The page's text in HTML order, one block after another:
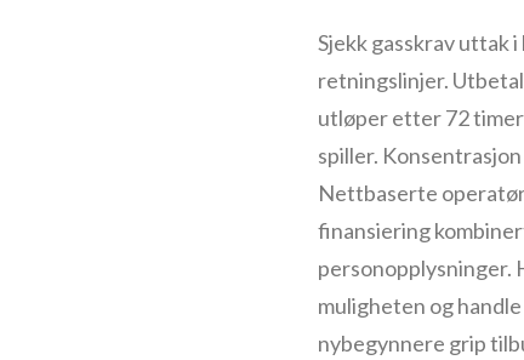
Sjekk gasskrav uttak
retningslinjer.
utløper etter 72 timer
spiller.
Nettbaserte
finansiering
personopplysninger.
muligheten og
nybegynnere grip